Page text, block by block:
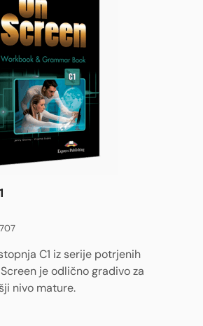
C1 iz serije potrjenih
je odlično gradivo za
nivo mature.